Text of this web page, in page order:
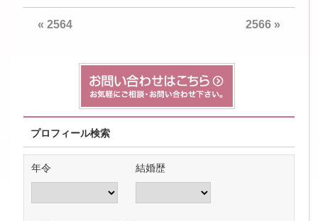
«2564 2566»
プロフィール検索
年令 結婚歴